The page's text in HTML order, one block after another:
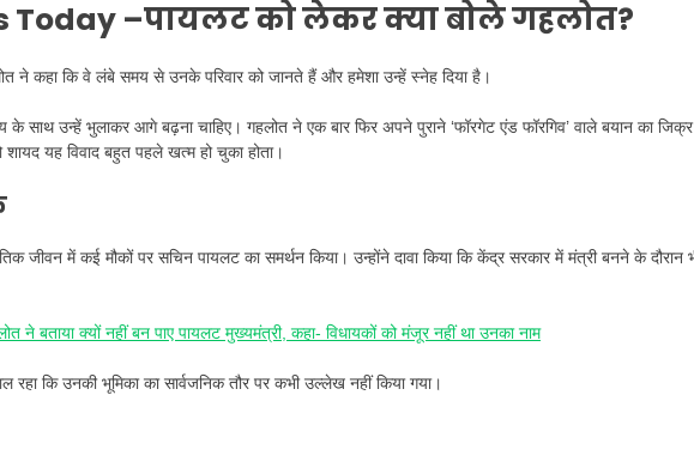
Today –पायलट को लेकर क्या बोले गहलोत?
ने कहा कि वे लंबे समय से उनके परिवार को जानते हैं और हमेशा उन्हें स्नेह दिया है।
साथ उन्हें भुलाकर आगे बढ़ना चाहिए। गहलोत ने एक बार फिर अपने पुराने ‘फॉरगेट एंड फॉरगिव’ वाले बयान का जिक्र
यह विवाद बहुत पहले खत्म हो चुका होता।
जीवन में कई मौकों पर सचिन पायलट का समर्थन किया। उन्होंने दावा किया कि केंद्र सरकार में मंत्री बनने के दौरान
बताया क्यों नहीं बन पाए पायलट मुख्यमंत्री, कहा- विधायकों को मंजूर नहीं था उनका नाम
रहा कि उनकी भूमिका का सार्वजनिक तौर पर कभी उल्लेख नहीं किया गया।